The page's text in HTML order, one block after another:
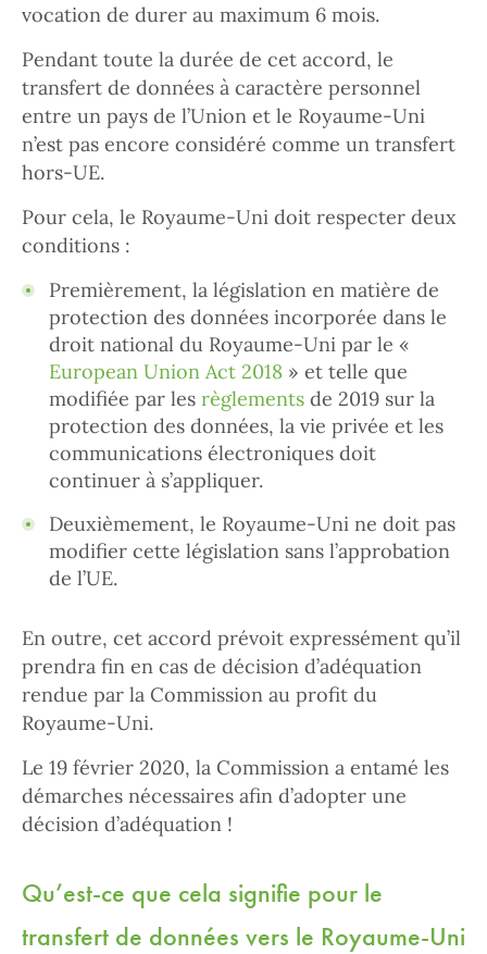
vocation de durer au maximum 6 mois.
Pendant toute la durée de cet accord, le
transfert de données à caractère personnel
entre un pays de l’Union et le Royaume-Uni
n’est pas encore considéré comme un transfert
hors-UE.
Pour cela, le Royaume-Uni doit respecter deux
conditions :
Premièrement, la législation en matière de
protection des données incorporée dans le
droit national du Royaume-Uni par le «
European Union Act 2018 » et telle que
modifiée par les règlements de 2019 sur la
protection des données, la vie privée et les
communications électroniques doit
continuer à s’appliquer.
Deuxièmement, le Royaume-Uni ne doit pas
modifier cette législation sans l’approbation
de l’UE.
En outre, cet accord prévoit expressément qu’il
prendra fin en cas de décision d’adéquation
rendue par la Commission au profit du
Royaume-Uni.
Le 19 février 2020, la Commission a entamé les
démarches nécessaires afin d’adopter une
décision d’adéquation !
Qu’est-ce que cela signifie pour le
transfert de données vers le Royaume-Uni